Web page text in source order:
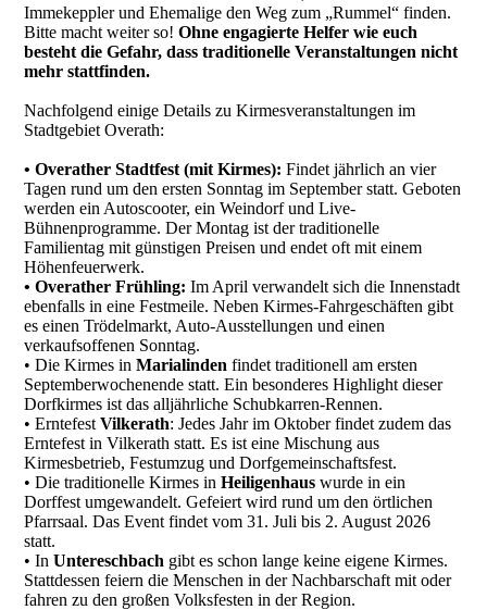
Immekeppler und Ehemalige den Weg zum „Rummel“ finden.
Bitte macht weiter so!Ohne engagierte Helfer wie euch
besteht die Gefahr, dass traditionelle Veranstaltungen nicht
mehr stattfinden.
Nachfolgend einige Details zu Kirmesveranstaltungen im
Stadtgebiet Overath:
• Overather Stadtfest (mit Kirmes): Findet jährlich an vier
Tagen rund um den ersten Sonntag im September statt. Geboten
werden ein Autoscooter, ein Weindorf und Live-
Bühnenprogramme. Der Montag ist der traditionelle
Familientag mit günstigen Preisen und endet oft mit einem
Höhenfeuerwerk.
• Overather Frühling:Im April verwandelt sich die Innenstadt
ebenfalls in eine Festmeile. Neben Kirmes-Fahrgeschäften gibt
es einen Trödelmarkt, Auto-Ausstellungen und einen
verkaufsoffenen Sonntag.
• Die Kirmes inMarialinden findet traditionell am ersten
Septemberwochenende statt. Ein besonderes Highlight dieser
Dorfkirmes ist das alljährliche Schubkarren-Rennen.
• ErntefestVilkerath: Jedes Jahr im Oktober findet zudem das
Erntefest in Vilkerath statt. Es ist eine Mischung aus
Kirmesbetrieb, Festumzug und Dorfgemeinschaftsfest.
• Die traditionelle Kirmes inHeiligenhaus wurde in ein
Dorffest umgewandelt. Gefeiert wird rund um den örtlichen
Pfarrsaal. Das Event findet vom 31. Juli bis 2. August 2026
statt.
• InUntereschbach gibt es schon lange keine eigene Kirmes.
Stattdessen feiern die Menschen in der Nachbarschaft mit oder
fahren zu den großen Volksfesten in der Region.